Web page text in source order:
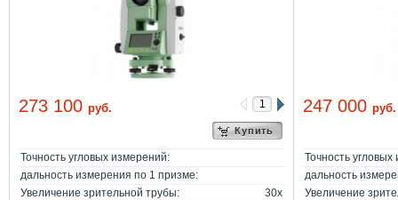
273 100 руб.
Купить
Точность угловых измерений:
дальность измерения по 1 призме:
Увеличение зрительной трубы:
30х
247 000 руб.
Точность
дальность
Увеличение